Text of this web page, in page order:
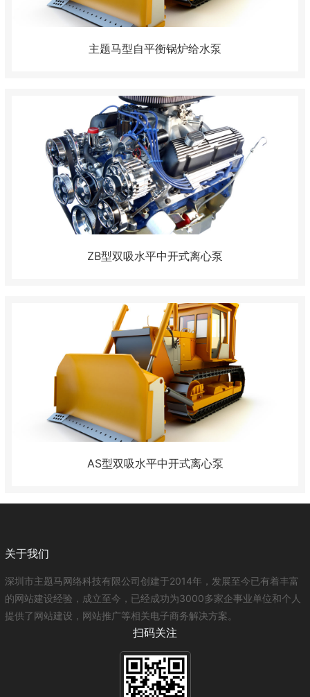
主题马型自平衡锅炉给水泵
ZB型双吸水平中开式离心泵
AS型双吸水平中开式离心泵
关于我们
深圳市主题马网络科技有限公司创建于2014年，发展至今已有着丰富
的网站建设经验，成立至今，已经成功为3000多家企事业单位和个人
提供了网站建设，网站推广等相关电子商务解决方案。
扫码关注